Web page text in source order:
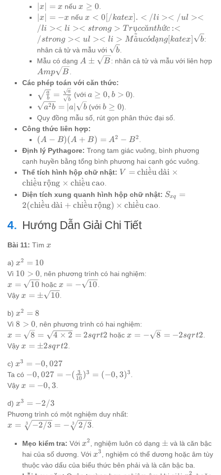
|x|
=
x
∣x∣ = x nếux
\ge
0
x ≥ 0
|x|
=
-x
∣x∣ = −x nếux < 0[/katex].
</li> </ul>
</li> <li>
<strong>Trục
căn thức:
</strong>
có dạng
[katex]\sqrt{b}
x < 0 [/katex]. < /li >< /ul ><
/li >< li >< strong > Trụcca
˘nthức :<
/strong >< ul >< li > Ma
^
~
uco
ˊdạng [katex] b:
nhân cả tử và mẫu với \sqrt{b}
b
Mẫu có dạng A \pm
A ± B : nhân cả tử và mẫu với liên hợp
A mp
\sqrt{B}
Amp B
Các phép toán với căn thức:
\sqrt{\frac{a}
{b}} =
\frac{\sqrt{a}}
{\sqrt{b}}
b
a = b
a (với a
\ge
0,
b >
0
a ≥ 0, b > 0).
\sqrt{a^2b}
=
|a|\sqrt{b}
a2b = ∣a b (vớib
\ge
b ≥ 0).
Quy đồng mẫu số, rút gọn phân thức đại số.
Công thức liên hợp:
(A -
B)
(A
+
=
A^2
-
B^2
(A − B)(A + B) = A2 − B2
Định lý Pythagore: Trong tam giác vuông, bình phương
cạnh huyền bằng tổng bình phương hai cạnh góc vuông.
Thể tích hình hộp chữ nhật: V =
dài} \times
\text{chiều
rộng}
\times
\text{chiều
V = chie
ˆ
ˋu da
ˋi ×
chie
ˆ
ˋu rộng × chie
ˆ
ˋu cao.
Diện tích xung quanh hình hộp chữ nhật: S_{xq} =
Sxq
=
2(chie
ˆ
ˋu da
ˋi + chie
ˆ
ˋu rộng) × chie
ˆ
ˋu cao
Hướng Dẫn Giải Chi Tiết
Bài 11: Tìm x
x
a) x^2
=
10
x2 = 10
Vì 10
>
0
10 > 0 , nên phương trình có hai nghiệm:
x =
\sqrt{10}
x = 10 hoặcx = -
\sqrt{10}
x = − 10
Vậy x = \pm
x = ± 10
b) x^2
= 8
x2 = 8
Vì 8
>
0
8 > 0, nên phương trình có hai nghiệm:
x =
\sqrt{8}
\sqrt{4
\times
2} =
x = 8 = 4 × 2 = 2sqrt2 hoặcx = -
x = − 8 = −2sqrt2.
Vậy x = \pm
x = ±2sqrt2.
c) x^3 =
-0,027
x3 = −0, 027
Ta có -0,027 =
{10})^3
=
(-0,3)^3
−0, 027 = −( 10
3 )3 = (−0, 3)3.
Vậy x =
x = −0, 3.
d) x^3
=
-2/3
x3 = −2/3
Phương trình có một nghiệm duy nhất:
x =
{-2/3}
\sqrt[3]
x = 3 −2/3 = − 3 2/3.
Mẹo kiểm tra: Với x^2
x2 , nghiệm luôn có dạng \pm
± và là căn bậc
hai của số dương. Với x^3
x3
, nghiệm có thể dương hoặc âm tùy
thuộc vào dấu của biểu thức bên phải và là căn bậc ba.
2